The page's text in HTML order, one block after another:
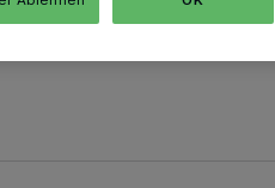
wichtig, auch in diesem
mit den Menschen zu